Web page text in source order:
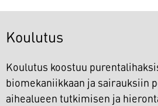
Koulutus
Koulutus koostuu
biomekaniikkaan ja sairauksiin
aihealueen tutkimisen ja